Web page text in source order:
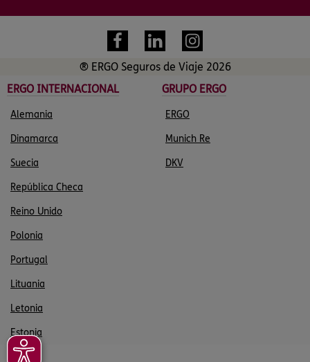
® ERGO Seguros de Viaje 2026
ERGO INTERNACIONAL
GRUPO ERGO
Alemania ERGO
Dinamarca Munich Re
Suecia DKV
República Checa
Reino Unido
Polonia
Portugal
Lituania
Letonia
Estonia